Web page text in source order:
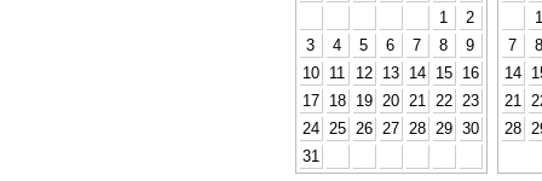
1
2
3
4 5 6 7 8
9
10
11 12 13 14 15
16
17
18 19 20 21 22
23
24
25 26 27 28 29 30
31
1
7
8
14
21
28